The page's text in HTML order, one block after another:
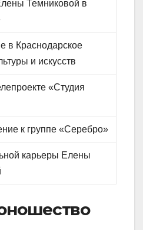
Темниковой в
в Краснодарское
и искусств
«Студия
к группе «Серебро»
карьеры Елены